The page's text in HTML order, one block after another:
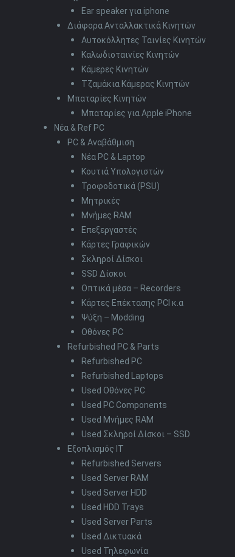
Ear speaker για iphone
Διάφορα Ανταλλακτικά Κινητών
Αυτοκόλλητες Ταινίες Κινητών
Καλωδιοταινίες Κινητών
Κάμερες Κινητών
Τζαμάκια Κάμερας Κινητών
Μπαταρίες Κινητών
Μπαταρίες για Apple iPhone
Νέα & Ref PC
PC & Αναβάθμιση
Νέα PC & Laptop
Κουτιά Υπολογιστών
Τροφοδοτικά (PSU)
Μητρικές
Μνήμες RAM
Επεξεργαστές
Κάρτες Γραφικών
Σκληροί Δίσκοι
SSD Δίσκοι
Οπτικά μέσα – Recorders
Κάρτες Επέκτασης PCI κ.α
Ψύξη – Modding
Οθόνες PC
Refurbished PC & Parts
Refurbished PC
Refurbished Laptops
Used Οθόνες PC
Used PC Components
Used Μνήμες RAM
Used Σκληροί Δίσκοι – SSD
Εξοπλισμός IT
Refurbished Servers
Used Server RAM
Used Server HDD
Used HDD Trays
Used Server Parts
Used Δικτυακά
Used Τηλεφωνία